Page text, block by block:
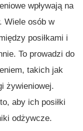
wpływają na
Wiele osób w
posiłkami i
To prowadzi do
takich jak
żywieniowej.
aby ich posiłki
odżywcze.